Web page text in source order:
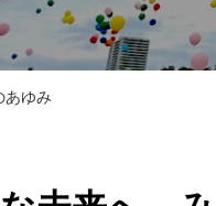
あゆみ